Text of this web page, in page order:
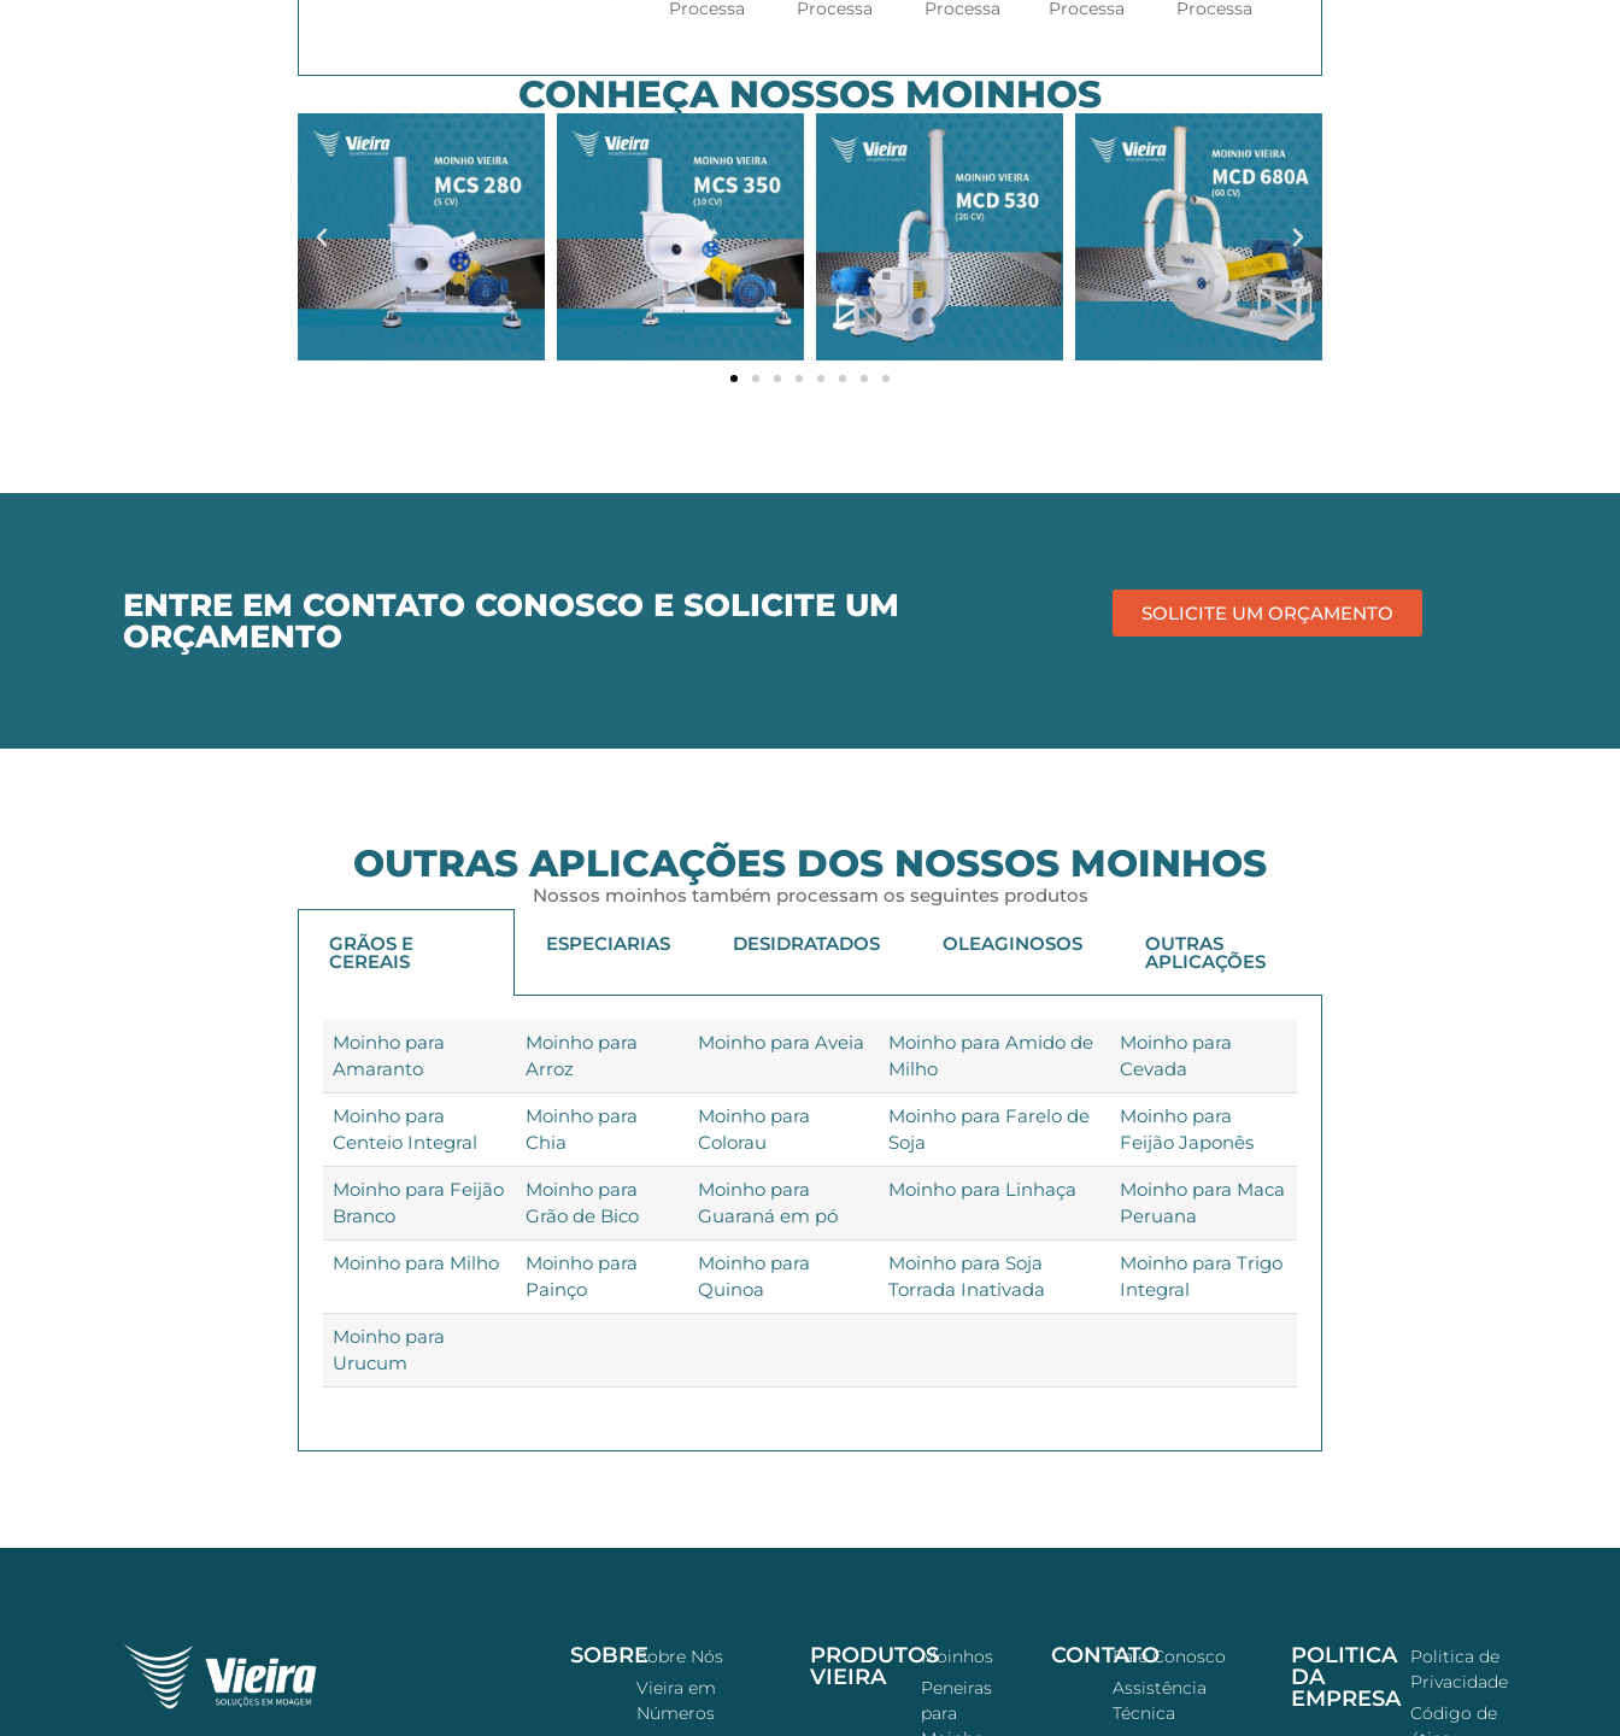
Processa
Processa
Processa
Processa
Processa
CONHEÇA NOSSOS MOINHOS
ENTRE EM CONTATO CONOSCO E SOLICITE UM
ORÇAMENTO
SOLICITE UM ORÇAMENTO
OUTRAS APLICAÇÕES DOS NOSSOS MOINHOS
Nossos moinhos também processam os seguintes produtos
GRÃOS E
CEREAIS
ESPECIARIAS DESIDRATADOS OLEAGINOSOS OUTRAS
APLICAÇÕES
Moinho para
Amaranto
Moinho para
Arroz
Moinho para Aveia
Moinho para Amido de
Milho
Moinho para
Cevada
Moinho para
Centeio Integral
Moinho para
Chia
Moinho para
Colorau
Moinho para Farelo de
Soja
Moinho para
Feijão Japonês
Moinho para Feijão
Branco
Moinho para
Grão de Bico
Moinho para
Guaraná em pó
Moinho para Linhaça
Moinho para Maca
Peruana
Moinho para Milho
Moinho para
Painço
Moinho para
Quinoa
Moinho para Soja
Torrada Inativada
Moinho para Trigo
Integral
Moinho para
Urucum
SOBRESobre Nós
Vieira em
Números
PRODUTOS
VIEIRA
Moinhos
Peneiras
para
CONTATOFale Conosco
Assistência
Técnica
POLITICA
DA
EMPRESA
Politica de
Privacidade
Código de